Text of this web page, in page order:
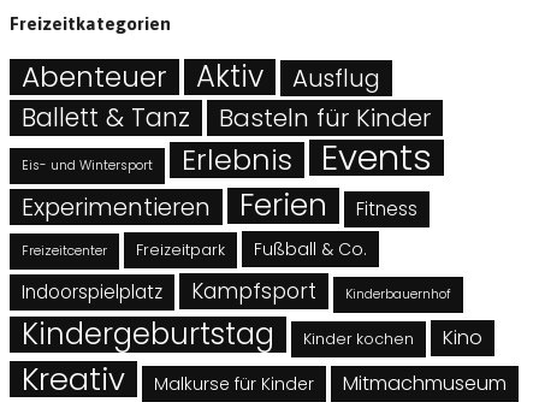
Freizeitkategorien
Abenteuer Aktiv Ausflug
Ballett & Tanz Basteln für Kinder
Eis- und Wintersport Erlebnis Events
Experimentieren Ferien Fitness
Freizeitcenter Freizeitpark Fußball & Co.
Indoorspielplatz Kampfsport Kinderbauernhof
Kindergeburtstag Kinder kochen Kino
Kreativ Malkurse für Kinder Mitmachmuseum